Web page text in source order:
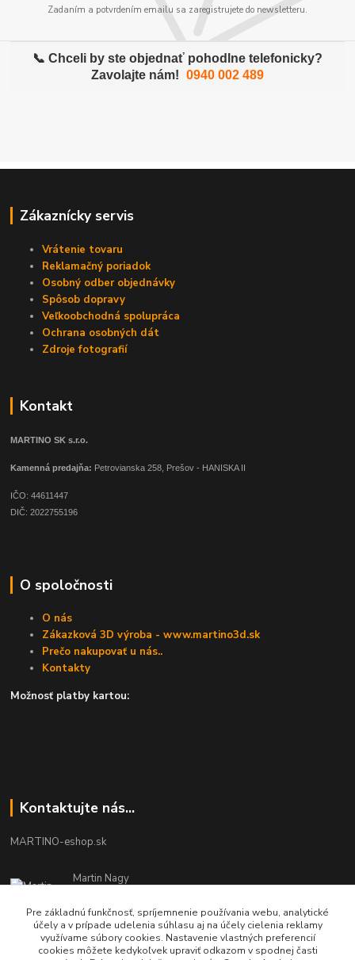
Zadaním a potvrdením emailu sa zaregistrujete do newsletteru.
📞 Chceli by ste objednať pohodlne telefonicky?
Zavolajte nám! 0940 002 489
Zákaznícky servis
Vrátenie tovaru
Reklamačný poriadok
Osobný odber objednávky
Spôsob dopravy
Veľkoobchodná spolupráca
Ochrana osobných dát
Zdroje fotografií
Kontakt
MARTINO SK s.r.o.
Kamenná predajňa: Petrovianska 258, Prešov - HANISKA II
IČO: 44611447
DIČ: 2022755196
O spoločnosti
O nás
Zákazková 3D výroba - www.martino3d.sk
Prečo nakupovať u nás..
Kontakty
Možnosť platby kartou:
Kontaktujte nás...
MARTINO-eshop.sk
Martin Nagy
Pracovné dni - 08:00 - 16:00
info.martinosk@gmail.com
Pre základnú funkčnosť, spríjemnenie používania webu, analytické
účely a v prípade udelenia súhlasu aj na účely cielenia reklamy
využívame súbory cookies. Nastavenie vlastných preferencií
cookies môžete kedykoľvek upraviť odkazom v spodnej časti